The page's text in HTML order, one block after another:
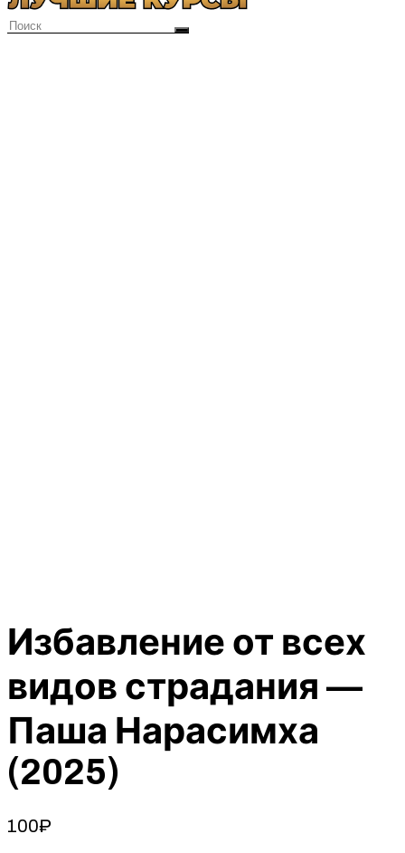
Избавление от всех
видов страдания —
Паша Нарасимха
(2025)
100₽